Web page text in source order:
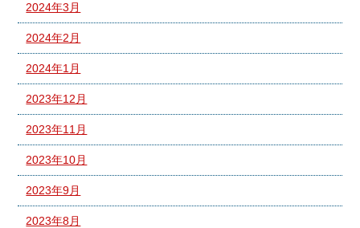
2024年3月
2024年2月
2024年1月
2023年12月
2023年11月
2023年10月
2023年9月
2023年8月